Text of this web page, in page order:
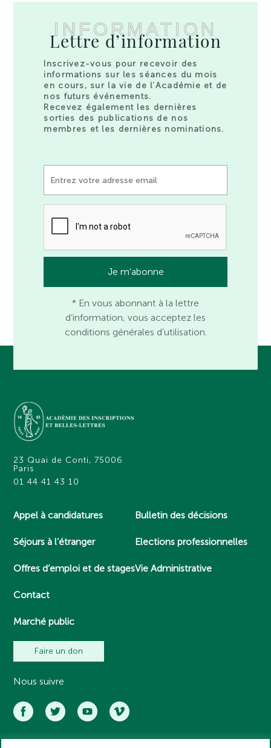
INFORMATION
Lettre d’information
Inscrivez-vous pour recevoir des
informations sur les séances du mois
en cours, sur la vie de l’Académie et de
nos futurs événements.
Recevez également les dernières
sorties des publications de nos
membres et les dernières nominations.
* En vous abonnant à la lettre
d’information, vous acceptez les
conditions générales d’utilisation.
23 Quai de Conti, 75006
Paris
01 44 41 43 10
Appel à candidatures
Séjours à l’étranger
Offres d’emploi et de stages
Contact
Marché public
Bulletin des décisions
Elections professionnelles
Vie Administrative
Faire un don
Nous suivre